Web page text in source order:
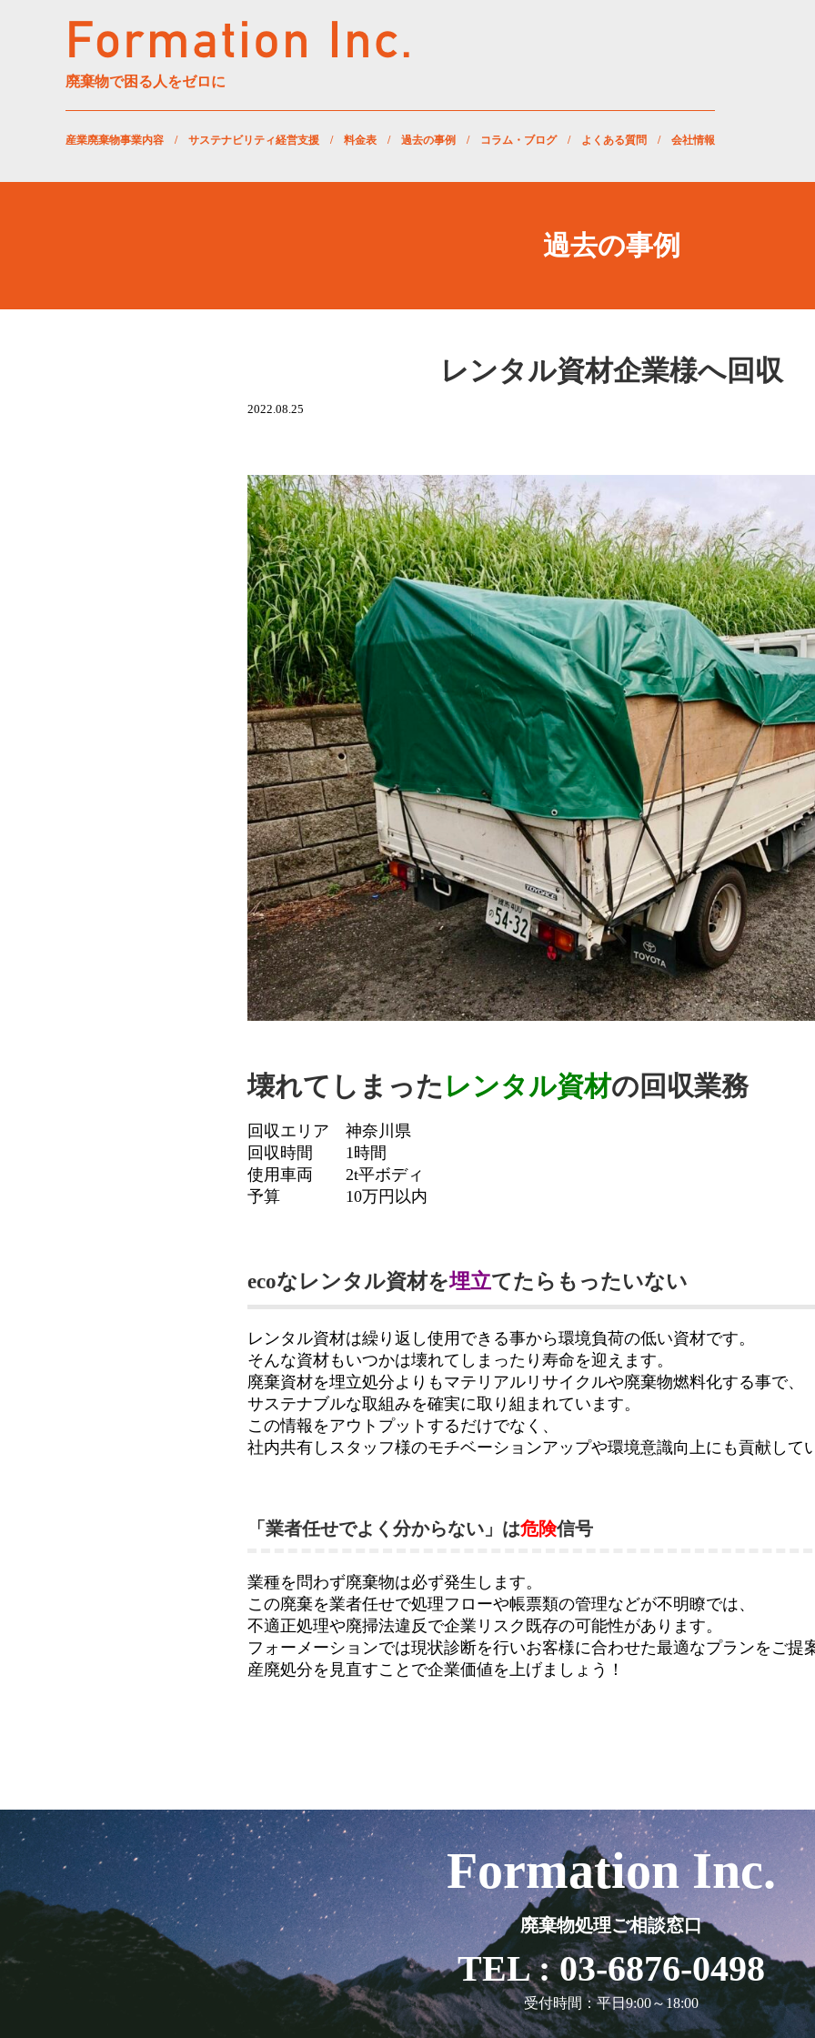
廃棄物で困る人をゼロに
産業廃棄物事業内容 / サステナビリティ経営支援 / 料金表 / 過去の事例 / コラム・ブログ/ よくある質問 / 会社情報
過去の事例
レンタル資材企業様へ回収
2022.08.25
壊れてしまった レンタル資材の回収業務
回収エリア 神奈川県
回収時間 1時間
使用車両 2t平ボディ
予算 10万円以内
ecoなレンタル資材を埋立てたらもったいない
レンタル資材は繰り返し使用できる事から環境負荷の低い資材です。
そんな資材もいつかは壊れてしまったり寿命を迎えます。
廃棄資材を埋立処分よりもマテリアルリサイクルや廃棄物燃料化する事で、
サステナブルな取組みを確実に取り組まれています。
この情報をアウトプットするだけでなく、
社内共有しスタッフ様のモチベーションアップや環境意識向上にも貢献して
「業者任せでよく分からない」は危険信号
業種を問わず廃棄物は必ず発生します。
この廃棄を業者任せで処理フローや帳票類の管理などが不明瞭では、
不適正処理や廃掃法違反で企業リスク既存の可能性があります。
フォーメーションでは現状診断を行いお客様に合わせた最適なプランをご提
産廃処分を見直すことで企業価値を上げましょう！
Formation Inc.
廃棄物処理ご相談窓口
TEL : 03-6876-0498
受付時間：平日9:00～18:00